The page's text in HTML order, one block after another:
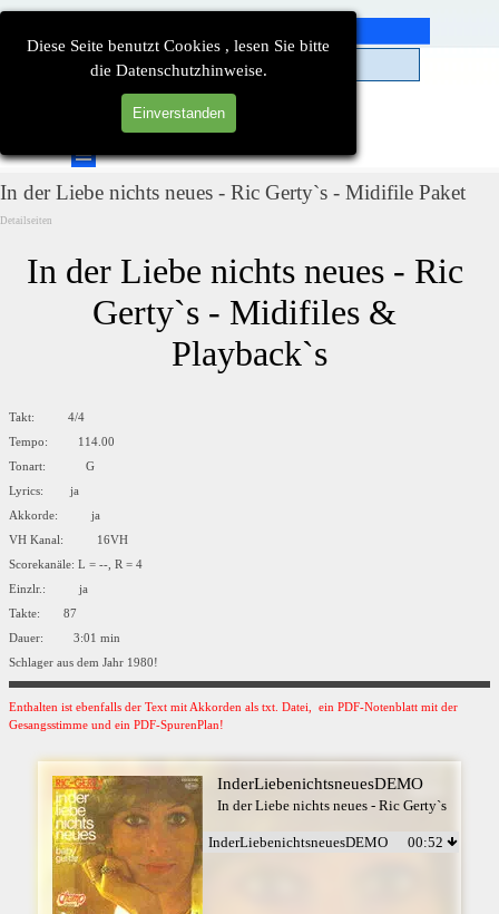
Diese Seite benutzt Cookies , lesen Sie bitte
die Datenschutzhinweise.
Einverstanden
Direkt zum Seiteninhalt
Menü überspringen
In der Liebe nichts neues - Ric Gerty`s - Midifile Paket
Detailseiten
In der Liebe nichts neues - Ric
Gerty`s - Midifiles &
Playback`s
Takt: 4/4
Tempo: 114.00
Tonart: G
Lyrics: ja
Akkorde: ja
VH Kanal: 16VH
Scorekanäle: L = --, R = 4
Einzlr.: ja
Takte: 87
Dauer: 3:01 min
Schlager aus dem Jahr 1980!
Enthalten ist ebenfalls der Text mit Akkorden als txt. Datei, ein PDF-Notenblatt mit der
Gesangsstimme und ein PDF-SpurenPlan!
InderLiebenichtsneuesDEMO
In der Liebe nichts neues - Ric Gerty`s
InderLiebenichtsneuesDEMO 00:52